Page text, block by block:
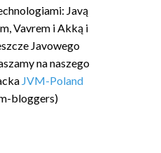
Javą
Vavrem i Akką i
Javowego
na naszego
JVM-Poland
bloggers)